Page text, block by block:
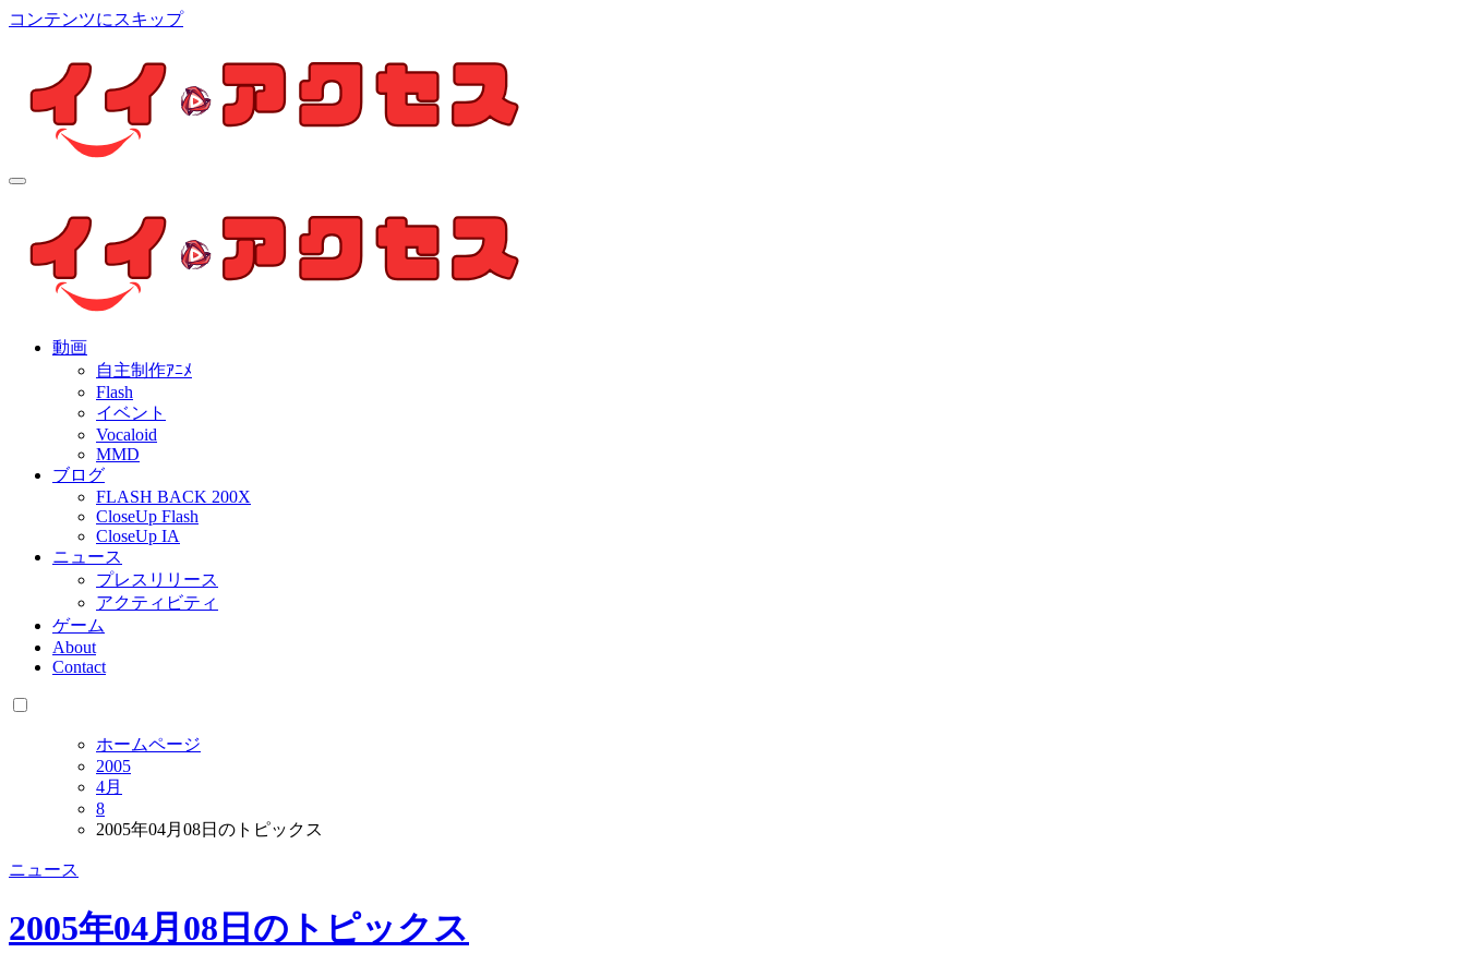
コンテンツにスキップ
個人制作アニメを中心とした動画紹介ブログ
動画
自主制作ｱﾆﾒ
Flash
イベント
Vocaloid
MMD
ブログ
FLASH BACK 200X
CloseUp Flash
CloseUp IA
ニュース
プレスリリース
アクティビティ
ゲーム
About
Contact
ホームページ
2005
4月
8
2005年04月08日のトピックス
ニュース
2005年04月08日のトピックス